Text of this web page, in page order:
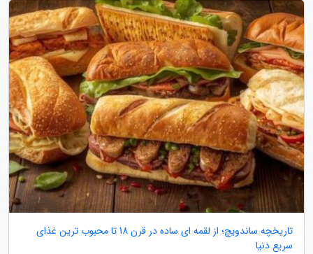
تاریخچه ساندویچ؛ از لقمه ای ساده در قرن 18 تا محبوب ترین غذای
سریع دنیا